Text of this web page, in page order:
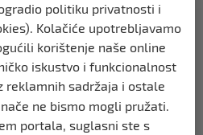
politiku privatnosti i
Kolačiće upotrebljavamo
korištenje naše online
iskustvo i funkcionalnost
reklamnih sadržaja i ostale
ne bismo mogli pružati.
portala, suglasni ste s